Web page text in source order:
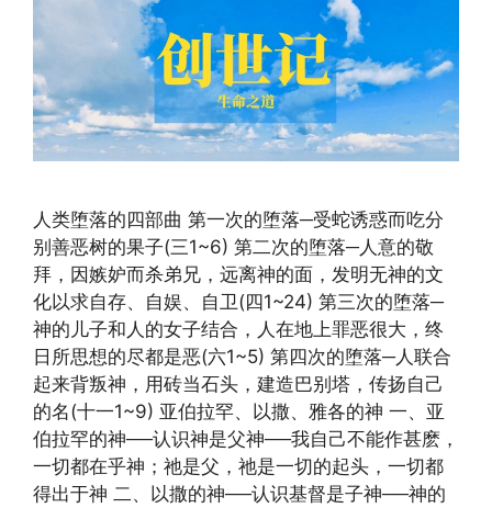
人类堕落的四部曲 第一次的堕落─受蛇诱惑而吃分
别善恶树的果子(三1~6) 第二次的堕落─人意的敬
拜，因嫉妒而杀弟兄，远离神的面，发明无神的文
化以求自存、自娱、自卫(四1~24) 第三次的堕落─
神的儿子和人的女子结合，人在地上罪恶很大，终
日所思想的尽都是恶(六1~5) 第四次的堕落─人联合
起来背叛神，用砖当石头，建造巴别塔，传扬自己
的名(十一1~9) 亚伯拉罕、以撒、雅各的神 一、亚
伯拉罕的神──认识神是父神──我自己不能作甚麽，
一切都在乎神；祂是父，祂是一切的起头，一切都
得出于神 二、以撒的神──认识基督是子神──神的